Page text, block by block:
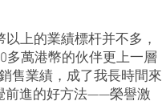
上的業績標杆并不多，
多萬港幣的伙伴更上一層
售業績，成了我長時間來
前進的好方法——榮譽激